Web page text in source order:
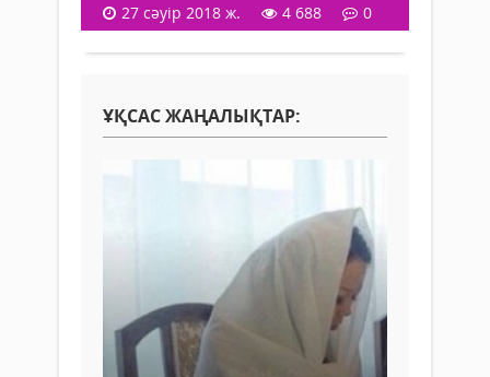
27 сәуір 2018 ж.
4 688 0
ҰҚСАС ЖАҢАЛЫҚТАР: